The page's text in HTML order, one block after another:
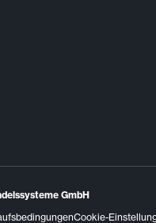
GmbH
Cookie-